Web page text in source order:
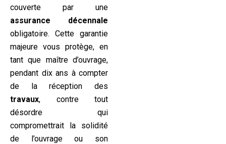
couverte par une
assurance décennale
obligatoire. Cette garantie
majeure vous protège, en
tant que maître d’ouvrage,
pendant dix ans à compter
de la réception des
travaux, contre tout
désordre qui
compromettrait la solidité
de l’ouvrage ou son